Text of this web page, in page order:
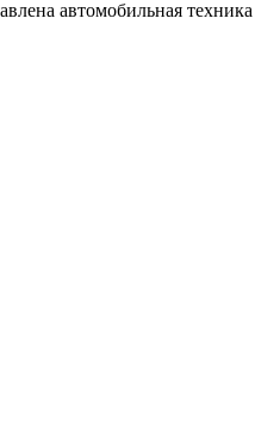
автомобильная техника